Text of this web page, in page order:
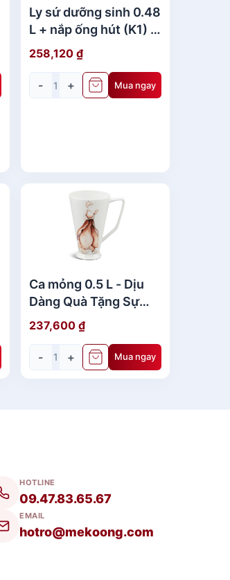
Ly sứ dưỡng sinh 0.48
L + nắp ống hút (K1) -
Hổ Hạnh Phúc Quà
Tặng Sự Kiện
258,120 ₫
- + Mua ngay
Ca mỏng 0.5 L - Dịu
Dàng Quà Tặng Sự
Kiện
237,600 ₫
- + Mua ngay
HOTLINE
09.47.83.65.67
EMAIL
hotro@mekoong.com